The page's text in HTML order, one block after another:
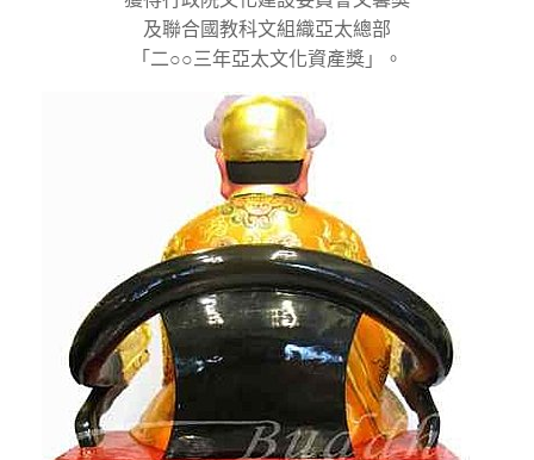
及聯合國教科文組織亞太總部
「二○○三年亞太文化資產獎」。